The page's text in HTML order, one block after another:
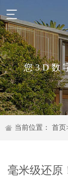
您3D数
当前位置： 首页
毫米级还原